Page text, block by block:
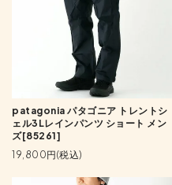
patagonia パタゴニア トレントシ
ェル3Lレインパンツ ショート メン
ズ[85261]
19,800円(税込)